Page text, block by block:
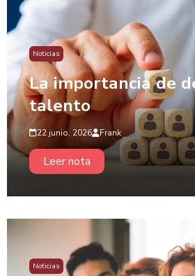
Noticias
La importancia de
talento
22 junio, 2026 Frank
Leer nota
Noticias